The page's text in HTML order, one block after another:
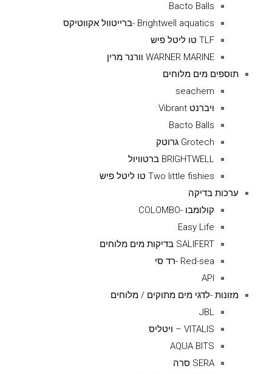
Bacto Balls
Brightwell aquatics -ברייטוול אקווטיקס
TLF טו ליטל פיש
WARNER MARINE וורנר מרין
תוספים מים מלוחים
seachem
ויברנט Vibrant
Bacto Balls
Grotech גרוטק
BRIGHTWELL ברטוויול
Two little fishies טו ליטל פיש
ערכות בדיקה
קולומבו -COLOMBO
Easy Life
SALIFERT בדיקות מים מלוחים
Red-sea -רד סי
API
מזונות -לדגי מים מתוקים / מלוחים
JBL
VITALIS – ויטליס
AQUA BITS
SERA סרה